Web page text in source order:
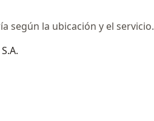
según la ubicación y el servicio.